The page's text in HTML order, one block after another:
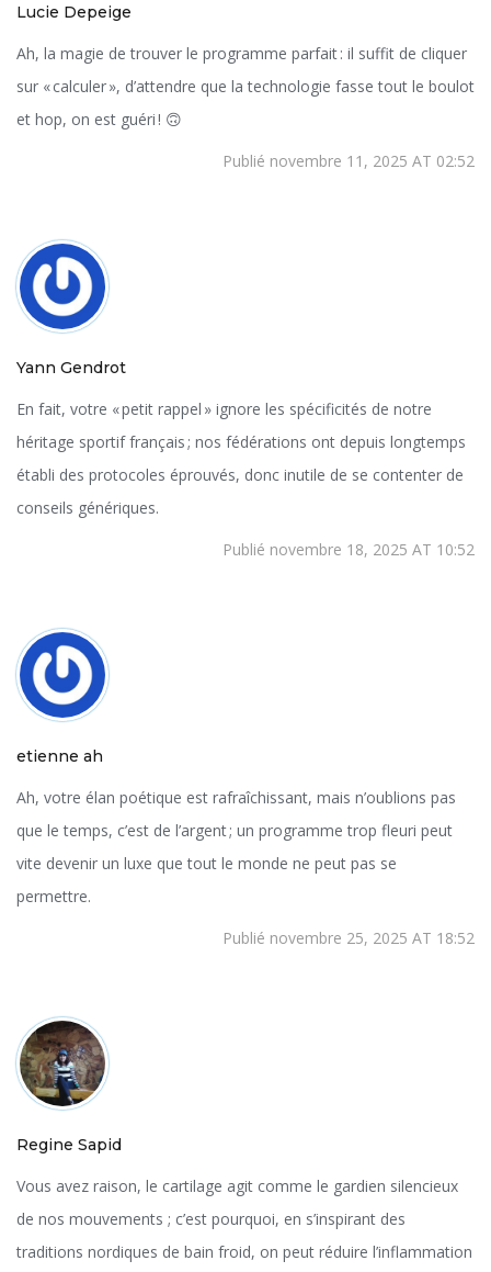
Lucie Depeige
Ah, la magie de trouver le programme parfait : il suffit de cliquer
sur « calculer », d’attendre que la technologie fasse tout le boulot
et hop, on est guéri ! 🙃
Publié novembre 11, 2025 AT 02:52
Yann Gendrot
En fait, votre « petit rappel » ignore les spécificités de notre
héritage sportif français ; nos fédérations ont depuis longtemps
établi des protocoles éprouvés, donc inutile de se contenter de
conseils génériques.
Publié novembre 18, 2025 AT 10:52
etienne ah
Ah, votre élan poétique est rafraîchissant, mais n’oublions pas
que le temps, c’est de l’argent ; un programme trop fleuri peut
vite devenir un luxe que tout le monde ne peut pas se
permettre.
Publié novembre 25, 2025 AT 18:52
Regine Sapid
Vous avez raison, le cartilage agit comme le gardien silencieux
de nos mouvements ; c’est pourquoi, en s’inspirant des
traditions nordiques de bain froid, on peut réduire l’inflammation